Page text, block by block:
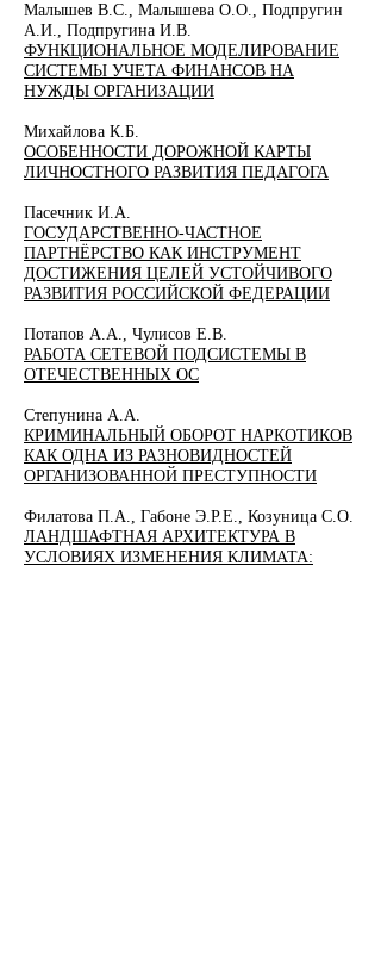
Малышев В.С., Малышева О.О., Подпругин
А.И., Подпругина И.В.
ФУНКЦИОНАЛЬНОЕ МОДЕЛИРОВАНИЕ
СИСТЕМЫ УЧЕТА ФИНАНСОВ НА
НУЖДЫ ОРГАНИЗАЦИИ
Михайлова К.Б.
ОСОБЕННОСТИ ДОРОЖНОЙ КАРТЫ
ЛИЧНОСТНОГО РАЗВИТИЯ ПЕДАГОГА
Пасечник И.А.
ГОСУДАРСТВЕННО-ЧАСТНОЕ
ПАРТНЁРСТВО КАК ИНСТРУМЕНТ
ДОСТИЖЕНИЯ ЦЕЛЕЙ УСТОЙЧИВОГО
РАЗВИТИЯ РОССИЙСКОЙ ФЕДЕРАЦИИ
Потапов А.А., Чулисов Е.В.
РАБОТА СЕТЕВОЙ ПОДСИСТЕМЫ В
ОТЕЧЕСТВЕННЫХ ОС
Степунина А.А.
КРИМИНАЛЬНЫЙ ОБОРОТ НАРКОТИКОВ
КАК ОДНА ИЗ РАЗНОВИДНОСТЕЙ
ОРГАНИЗОВАННОЙ ПРЕСТУПНОСТИ
Филатова П.А., Габоне Э.Р.Е., Козуница С.О.
ЛАНДШАФТНАЯ АРХИТЕКТУРА В
УСЛОВИЯХ ИЗМЕНЕНИЯ КЛИМАТА: